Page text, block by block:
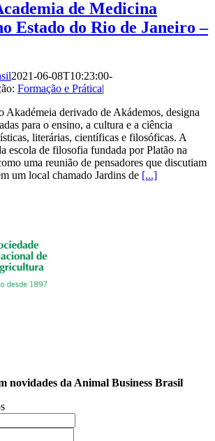
de Medicina
Estado do Rio de Janeiro –
2021-06-08T10:23:00-
Formação e Prática|
Akadémeia derivado de Akádemos, designa
para o ensino, a cultura e a ciência
literárias, científicas e filosóficas. A
escola de filosofia fundada por Platão na
uma reunião de pensadores que discutiam
um local chamado Jardins de [...]
novidades da Animal Business Brasil